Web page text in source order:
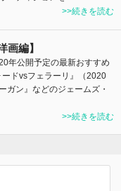
>>続きを読む
画編】
年公開予定の最新おすすめ
ドvsフェラーリ』（2020
>>続きを読む